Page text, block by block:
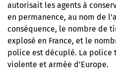
autorisait les agents à
en permanence, au nom de
conséquence, le nombre de
explosé en France, et le
police est décuplé. La
violente et armée d’Europe.